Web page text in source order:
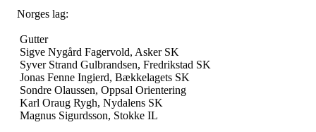
Norges lag:
Gutter
Sigve Nygård Fagervold, Asker SK
Syver Strand Gulbrandsen, Fredrikstad SK
Jonas Fenne Ingierd, Bækkelagets SK
Sondre Olaussen, Oppsal Orientering
Karl Oraug Rygh, Nydalens SK
Magnus Sigurdsson, Stokke IL